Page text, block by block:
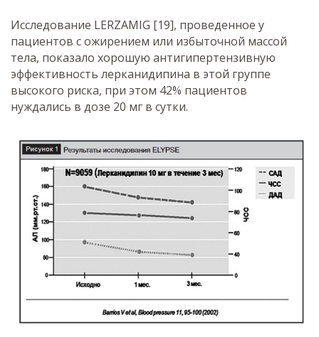
Исследование LERZAMIG [19], проведенное у
пациентов с ожирением или избыточной массой
тела, показало хорошую антигипертензивную
эффективность лерканидипина в этой группе
высокого риска, при этом 42% пациентов
нуждались в дозе 20 мг в сутки.